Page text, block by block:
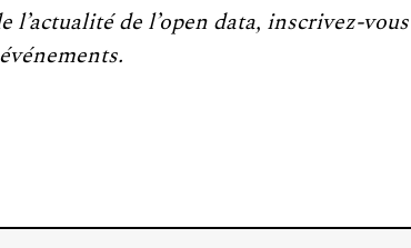
l’actualité de l’open data, inscrivez-